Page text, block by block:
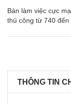
Bàn làm việc cực
thủ công từ 740 đến
THÔNG TIN